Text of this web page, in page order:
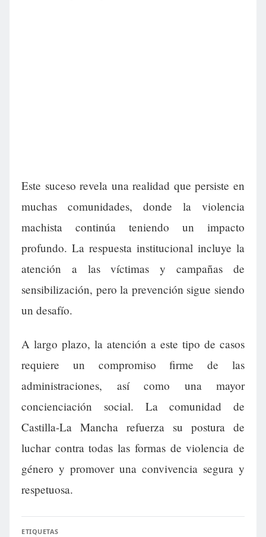
Este suceso revela una realidad que persiste en
muchas comunidades, donde la violencia
machista continúa teniendo un impacto
profundo. La respuesta institucional incluye la
atención a las víctimas y campañas de
sensibilización, pero la prevención sigue siendo
un desafío.
A largo plazo, la atención a este tipo de casos
requiere un compromiso firme de las
administraciones, así como una mayor
concienciación social. La comunidad de
Castilla-La Mancha refuerza su postura de
luchar contra todas las formas de violencia de
género y promover una convivencia segura y
respetuosa.
ETIQUETAS